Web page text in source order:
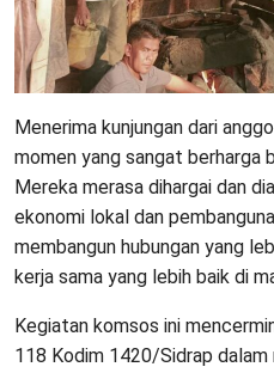
Menerima kunjungan dari
momen yang sangat berharga
Mereka merasa dihargai dan
ekonomi lokal dan
membangun hubungan yang
kerja sama yang lebih baik di
Kegiatan komsos ini
118 Kodim 1420/Sidrap